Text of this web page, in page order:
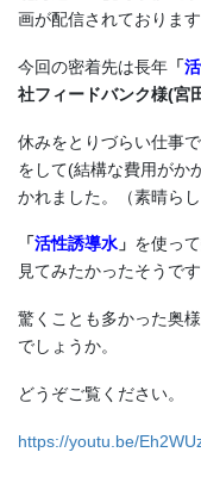
画が配信されております
今回の密着先は長年 「
社フィードバンク様(宮
休みをとりづらい仕事
をして(結構な費用がか
かれました。（素晴らし
「活性誘導水」 を使っ
見てみたかったそうです
驚くことも多かった奥
でしょうか。
どうぞご覧ください。
https://youtu.be/